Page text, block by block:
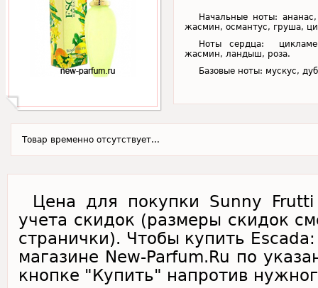
Начальные ноты:
жасмин, османтус, груша,
Ноты сердца:
жасмин, ландыш, роза.
Базовые ноты: мускус,
Товар временно отсутствует...
Цена для покупки Sunny Frutti
учета скидок (размеры скидок
странички). Чтобы купить
магазине New-Parfum.Ru по
кнопке "Купить" напротив